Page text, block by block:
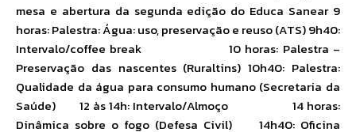
mesa e abertura da segunda edição do Educa Sanear 9
horas: Palestra: Água: uso, preservação e reuso (ATS) 9h40:
Intervalo/coffee break 10 horas: Palestra –
Preservação das nascentes (Ruraltins) 10h40: Palestra:
Qualidade da água para consumo humano (Secretaria da
Saúde) 12 às 14h: Intervalo/Almoço 14 horas:
Dinâmica sobre o fogo (Defesa Civil) 14h40: Oficina